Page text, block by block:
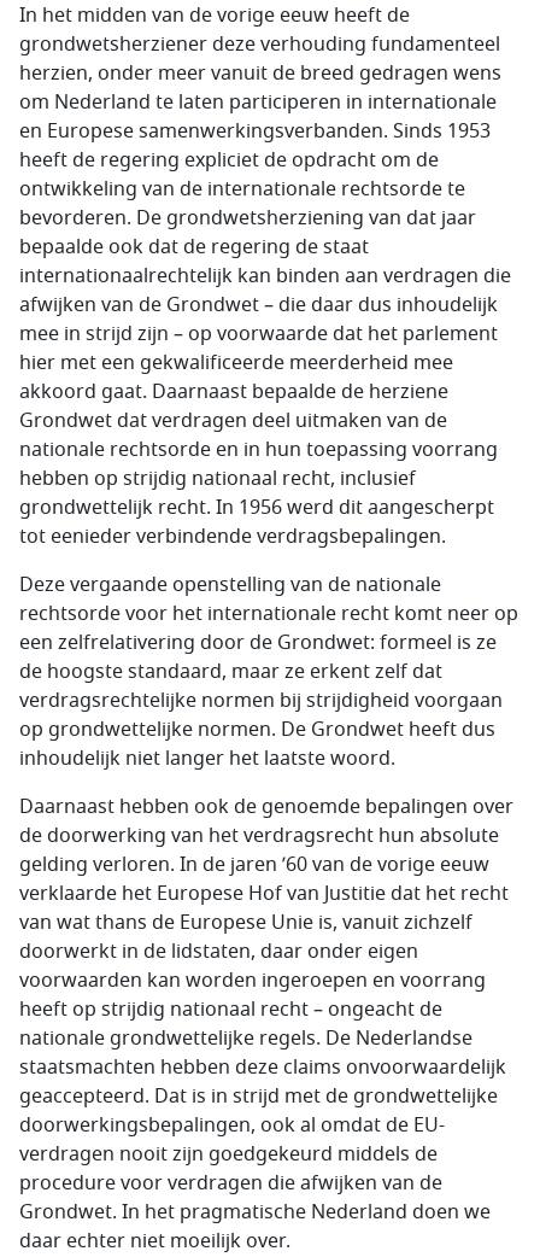
In het midden van de vorige eeuw heeft de
grondwetsherziener deze verhouding fundamenteel
herzien, onder meer vanuit de breed gedragen wens
om Nederland te laten participeren in internationale
en Europese samenwerkingsverbanden. Sinds 1953
heeft de regering expliciet de opdracht om de
ontwikkeling van de internationale rechtsorde te
bevorderen. De grondwetsherziening van dat jaar
bepaalde ook dat de regering de staat
internationaalrechtelijk kan binden aan verdragen die
afwijken van de Grondwet – die daar dus inhoudelijk
mee in strijd zijn – op voorwaarde dat het parlement
hier met een gekwalificeerde meerderheid mee
akkoord gaat. Daarnaast bepaalde de herziene
Grondwet dat verdragen deel uitmaken van de
nationale rechtsorde en in hun toepassing voorrang
hebben op strijdig nationaal recht, inclusief
grondwettelijk recht. In 1956 werd dit aangescherpt
tot eenieder verbindende verdragsbepalingen.
Deze vergaande openstelling van de nationale
rechtsorde voor het internationale recht komt neer op
een zelfrelativering door de Grondwet: formeel is ze
de hoogste standaard, maar ze erkent zelf dat
verdragsrechtelijke normen bij strijdigheid voorgaan
op grondwettelijke normen. De Grondwet heeft dus
inhoudelijk niet langer het laatste woord.
Daarnaast hebben ook de genoemde bepalingen over
de doorwerking van het verdragsrecht hun absolute
gelding verloren. In de jaren ’60 van de vorige eeuw
verklaarde het Europese Hof van Justitie dat het recht
van wat thans de Europese Unie is, vanuit zichzelf
doorwerkt in de lidstaten, daar onder eigen
voorwaarden kan worden ingeroepen en voorrang
heeft op strijdig nationaal recht – ongeacht de
nationale grondwettelijke regels. De Nederlandse
staatsmachten hebben deze claims onvoorwaardelijk
geaccepteerd. Dat is in strijd met de grondwettelijke
doorwerkingsbepalingen, ook al omdat de EU-
verdragen nooit zijn goedgekeurd middels de
procedure voor verdragen die afwijken van de
Grondwet. In het pragmatische Nederland doen we
daar echter niet moeilijk over.